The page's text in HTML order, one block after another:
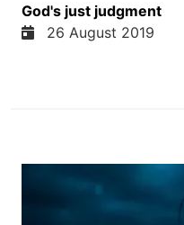
God's just judgment
26 August 2019